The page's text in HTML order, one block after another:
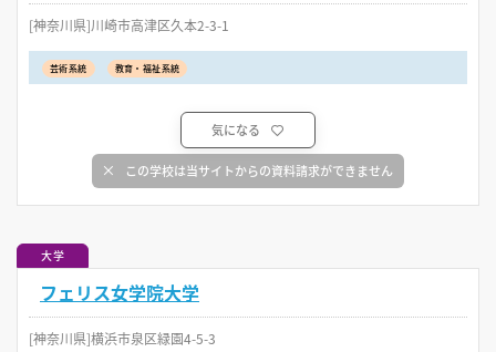
[神奈川県]川崎市高津区久本2-3-1
芸術系統 教育・福祉系統
気になる
この学校は当サイトからの資料請求ができません
大学
フェリス女学院大学
[神奈川県]横浜市泉区緑園4-5-3